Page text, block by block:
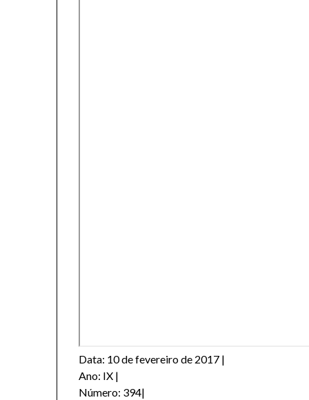
Data: 10 de fevereiro de 2017 |
Ano: IX |
Número: 394|